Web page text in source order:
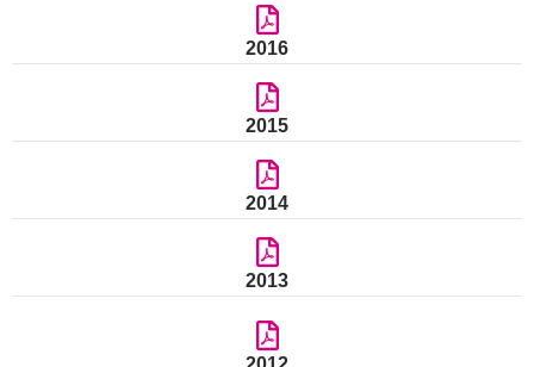
2016
2015
2014
2013